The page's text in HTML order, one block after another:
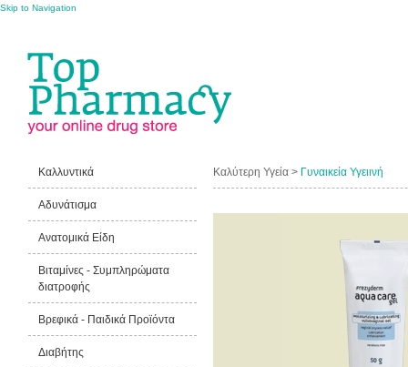
Skip to Navigation
Καλύτερη Υγεία > Γυναικεία Υγειινή
Καλλυντικά
Αδυνάτισμα
Ανατομικά Είδη
Βιταμίνες - Συμπληρώματα
διατροφής
Βρεφικά - Παιδικά Προϊόντα
Διαβήτης